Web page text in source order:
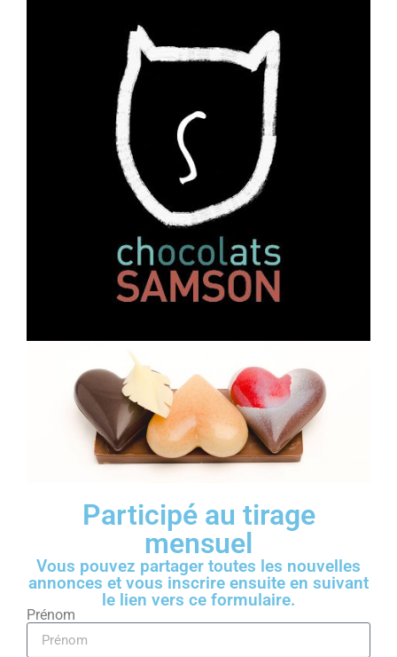
Participé au tirage
mensuel
Vous pouvez partager toutes les nouvelles
annonces et vous inscrire ensuite en suivant
le lien vers ce formulaire.
Prénom